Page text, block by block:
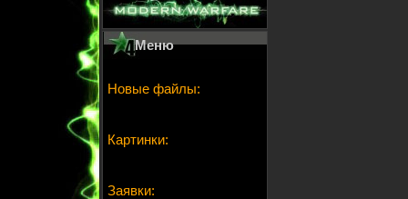
Меню
Новые файлы:
Картинки:
Заявки: